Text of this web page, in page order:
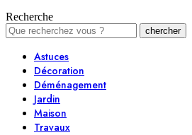
Recherche
Astuces
Décoration
Déménagement
Jardin
Maison
Travaux